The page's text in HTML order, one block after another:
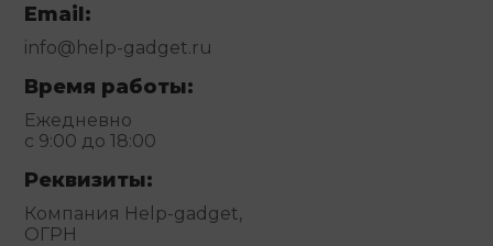
Email:
info@help-gadget.ru
Время работы:
Ежедневно
с 9:00 до 18:00
Реквизиты:
Компания Help-gadget,
ОГРН